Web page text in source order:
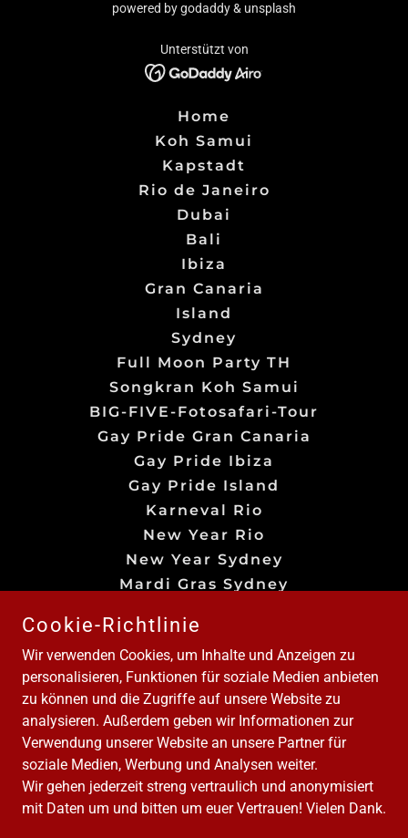
powered by godaddy & unsplash
Unterstützt von
Home
Koh Samui
Kapstadt
Rio de Janeiro
Dubai
Bali
Ibiza
Gran Canaria
Island
Sydney
Full Moon Party TH
Songkran Koh Samui
BIG-FIVE-Fotosafari-Tour
Gay Pride Gran Canaria
Gay Pride Ibiza
Gay Pride Island
Karneval Rio
New Year Rio
New Year Sydney
Mardi Gras Sydney
Reisekalender
Online Shop
Gutschein
DiTo-Cashback
DiTo-Airline-Versprechen
News
FAQ
AGB
Cookie-Richtlinie
Wir verwenden Cookies, um Inhalte und Anzeigen zu
personalisieren, Funktionen für soziale Medien anbieten
zu können und die Zugriffe auf unsere Website zu
analysieren. Außerdem geben wir Informationen zur
Verwendung unserer Website an unsere Partner für
soziale Medien, Werbung und Analysen weiter.
Wir gehen jederzeit streng vertraulich und anonymisiert
mit Daten um und bitten um euer Vertrauen! Vielen Dank.